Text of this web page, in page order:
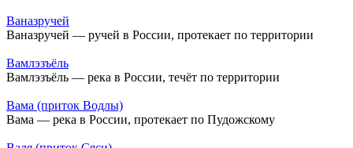
Ваназручей
Ваназручей — ручей в России, протекает по территории
Вамлэзъёль
Вамлэзъёль — река в России, течёт по территории
Вама (приток Водлы)
Вама — река в России, протекает по Пудожскому